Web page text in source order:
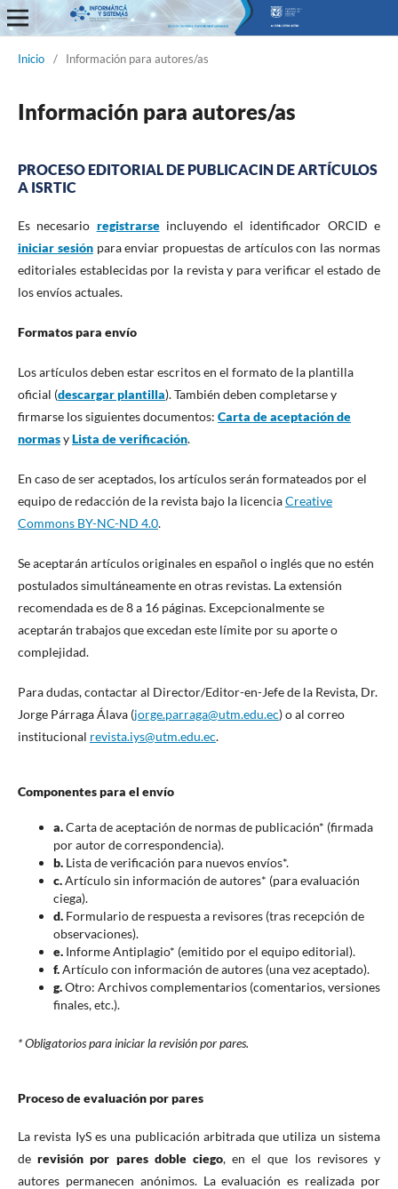
Informática y Sistemas
Inicio / Información para autores/as
Información para autores/as
PROCESO EDITORIAL DE PUBLICACIN DE ARTÍCULOS
A ISRTIC
Es necesario registrarseincluyendo el identificador ORCID e
iniciar sesiónpara enviar propuestas de artículos con las normas
editoriales establecidas por la revista y para verificar el estado de
los envíos actuales.
Formatos para envío
Los artículos deben estar escritos en el formato de la plantilla
oficial (descargar plantilla). También deben completarse y
firmarse los siguientes documentos: Carta de aceptación de
normasyLista de verificación.
En caso de ser aceptados, los artículos serán formateados por el
equipo de redacción de la revista bajo la licenciaCreative
Commons BY-NC-ND 4.0.
Se aceptarán artículos originales en español o inglés que no estén
postulados simultáneamente en otras revistas. La extensión
recomendada es de 8 a 16 páginas. Excepcionalmente se
aceptarán trabajos que excedan este límite por su aporte o
complejidad.
Para dudas, contactar al Director/Editor-en-Jefe de la Revista, Dr.
Jorge Párraga Álava (jorge.parraga@utm.edu.ec) o al correo
institucional revista.iys@utm.edu.ec.
Componentes para el envío
a.Carta de aceptación de normas de publicación* (firmada
por autor de correspondencia).
b. Lista de verificación para nuevos envíos*.
c.Artículo sin información de autores* (para evaluación
ciega).
d. Formulario de respuesta a revisores (tras recepción de
observaciones).
e. Informe Antiplagio* (emitido por el equipo editorial).
f.Artículo con información de autores (una vez aceptado).
g.Otro: Archivos complementarios (comentarios, versiones
finales, etc.).
* Obligatorios para iniciar la revisión por pares.
Proceso de evaluación por pares
La revista IyS es una publicación arbitrada que utiliza un sistema
derevisión por pares doble ciego, en el que los revisores y
autores permanecen anónimos. La evaluación es realizada por